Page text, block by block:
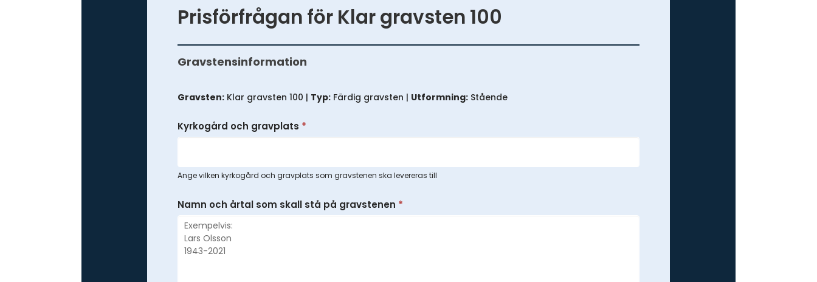
Prisförfrågan för Klar gravsten 100
Prisförfrågan
-
gravsten
Gravstensinformation
Gravsten:Klar gravsten 100 | Typ:Färdig gravsten | Utformning:Stående
Kyrkogård och gravplats *
Ange vilken kyrkogård och gravplats som gravstenen ska levereras till
Namn och årtal som skall stå på gravstenen *